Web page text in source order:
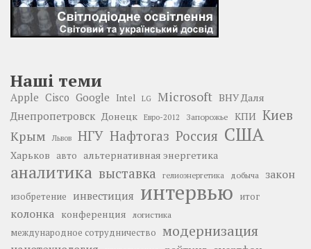
Наші теми
Apple Cisco Google Intel LG Microsoft ВНУ Даля
Днепропетровск Донецк Евро-2012 Запорожье КПИ Киев
Крым Львов НГУ Нафтогаз Россия США
Харьков авто альтернативная энергетика
аналитика выставка гелиоэнергетика добыча закон
изобретение инвестиция интервью итог
колонка конференция логистика
международное сотрудничество модернизация